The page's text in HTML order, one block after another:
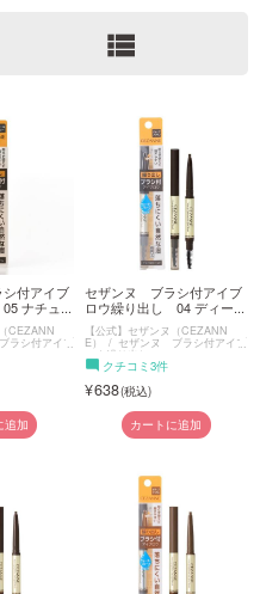
view_list
付アイブ
ナチュ...
CEZANN
シ付アイブ
追加
セザンヌ ブラシ付アイブ
ロウ繰り出し 04 ディー...
【公式】セザンヌ（CEZANN
E） セザンヌ ブラシ付アイブ
ロウ繰り出し
クチコミ3件
638
カートに追加